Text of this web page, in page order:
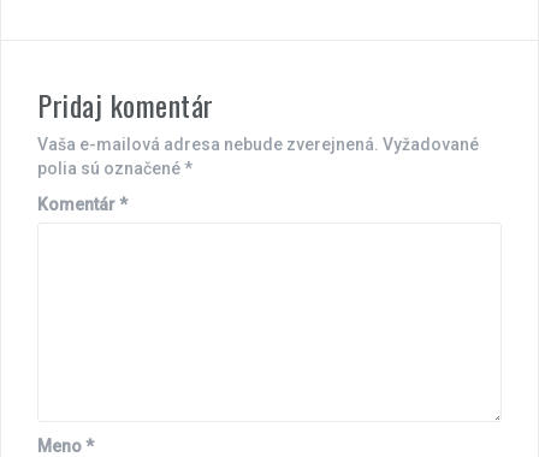
Pridaj komentár
Vaša e-mailová adresa nebude zverejnená. Vyžadované
polia sú označené*
Komentár*
Meno*